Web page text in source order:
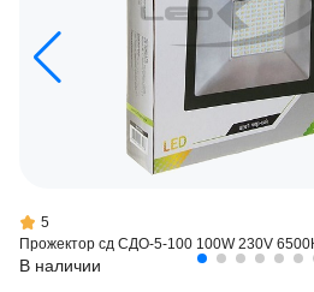
5
Прожектор сд СДО-5-100 100W 230V
В наличии